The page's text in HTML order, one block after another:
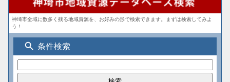
神埼市全域に数多く残る地域資源を、お好みの形で検索できます。まずは検索してみよ
う！
search 条件検索